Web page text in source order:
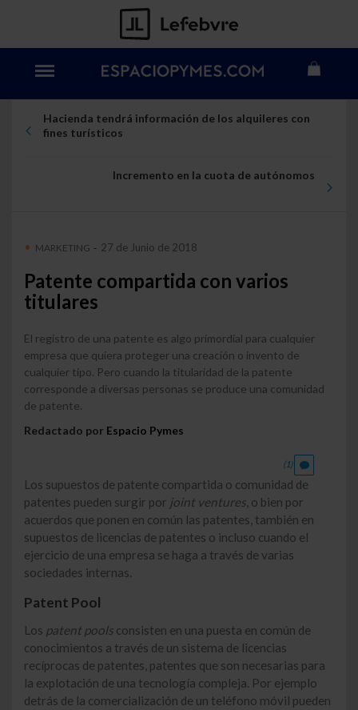
Hacienda tendrá información de los alquileres con
fines turísticos
Incremento en la cuota de autónomos
MARKETING - 27 de Junio de 2018
Patente compartida con varios
titulares
El registro de una patente es algo primordial para cualquier
empresa que quiera proteger una creación o invento de
cualquier tipo. Pero cuando la titularidad de la patente
corresponde a diversas personas se produce una comunidad
de patente.
Redactado por Espacio Pymes
(1)
Los supuestos de patente compartida o comunidad de
patentes pueden surgir por joint ventures , o bien por
acuerdos que ponen en común las patentes, también en
supuestos de licencias de patentes o incluso cuando el
ejercicio de una empresa se haga a través de varias
sociedades internas.
Patent Pool
Los patent pools consisten en una puesta en común de
conocimientos a través de un sistema de licencias
recíprocas de patentes, patentes que son necesarias para
la explotación de una tecnología compleja. Por ejemplo
detrás de la comercialización de un teléfono móvil pueden